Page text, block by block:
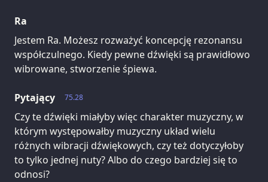
Ra
Jestem Ra. Możesz rozważyć koncepcję rezonansu
współczulnego. Kiedy pewne dźwięki są prawidłowo
wibrowane, stworzenie śpiewa.
75.28
Pytający
Czy te dźwięki miałyby więc charakter muzyczny, w
którym występowałby muzyczny układ wielu
różnych wibracji dźwiękowych, czy też dotyczyłoby
to tylko jednej nuty? Albo do czego bardziej się to
odnosi?